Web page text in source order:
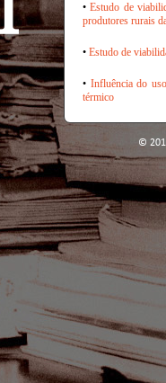
•Estudo de
produtores rurais
• Estudo de
• Influência do
térmico
©